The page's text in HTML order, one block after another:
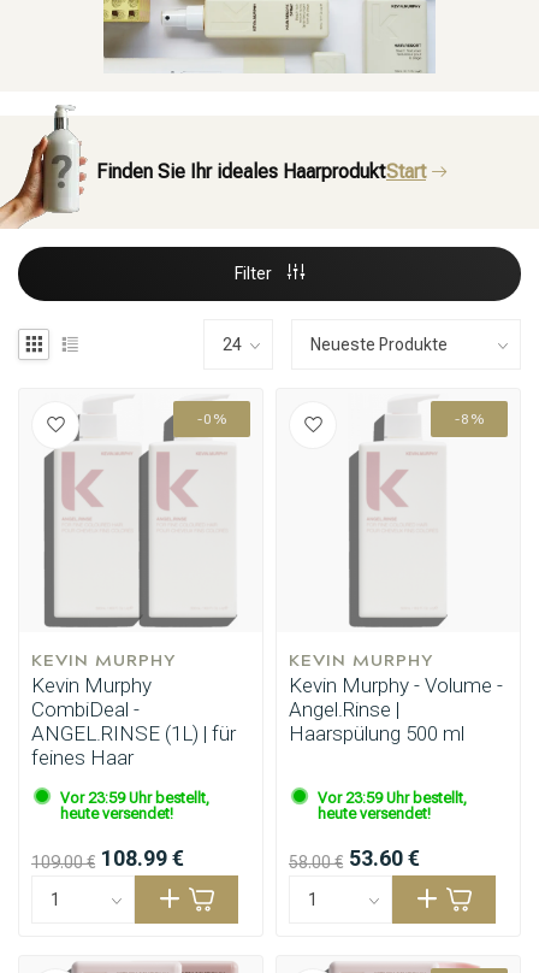
Finden Sie Ihr ideales HaarproduktStart
Filter
-0%
KEVIN MURPHY
Kevin Murphy
CombiDeal -
ANGEL.RINSE (1L) | für
feines Haar
Vor 23:59 Uhr bestellt,
heute versendet!
109.00 € 108.99 €
-8%
KEVIN MURPHY
Kevin Murphy - Volume -
Angel.Rinse |
Haarspülung 500 ml
Vor 23:59 Uhr bestellt,
heute versendet!
58.00 € 53.60 €